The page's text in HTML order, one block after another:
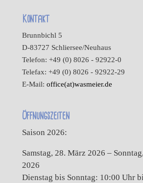
Kontakt
Brunnbichl 5
D-83727 Schliersee/Neuhaus
Telefon: +49 (0) 8026 - 92922-0
Telefax: +49 (0) 8026 - 92922-29
E-Mail: office(at)wasmeier.de
Öffnungszeiten
Saison 2026:
Samstag, 28. März 2026 –
2026
Dienstag bis Sonntag: 10:00 Uhr